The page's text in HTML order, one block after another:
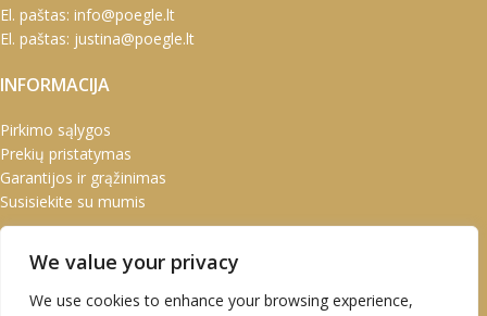
We value your privacy
We use cookies to enhance your browsing experience,
El. paštas: info@poegle.lt
El. paštas: justina@poegle.lt
INFORMACIJA
Pirkimo sąlygos
Prekių pristatymas
Garantijos ir grąžinimas
Susisiekite su mumis
Paskyra